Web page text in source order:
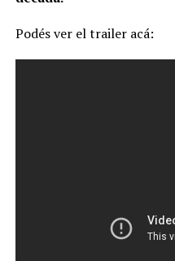
Podés ver el trailer acá: